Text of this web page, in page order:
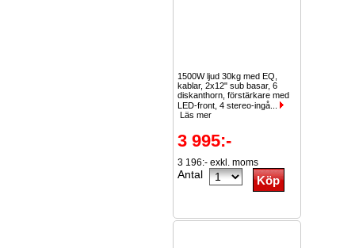
1500W ljud 30kg med EQ,
kablar, 2x12" sub basar, 6
diskanthorn, förstärkare med
LED-front, 4 stereo-ingå...
Läs mer
3 995:-
3 196:- exkl. moms
Antal